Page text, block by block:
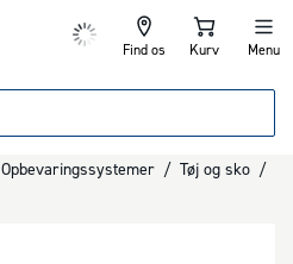
Find os Kurv Menu
Opbevaringssystemer / Tøj og sko /